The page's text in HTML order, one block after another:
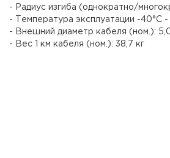
- Радиус изгиба (однократно/
- Температура эксплуатации -40°С
- Внешний диаметр кабеля (ном.):
- Вес 1 км кабеля (ном.): 38,7 кг